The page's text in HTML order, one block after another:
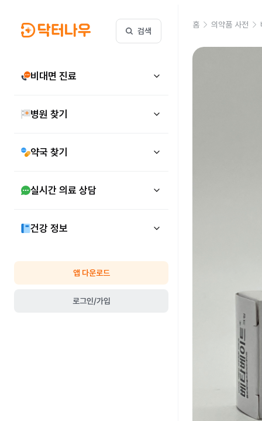
검색
비대면 진료
병원 찾기
약국 찾기
실시간 의료 상담
건강 정보
앱 다운로드
로그인/가입
홈 의약품 사전